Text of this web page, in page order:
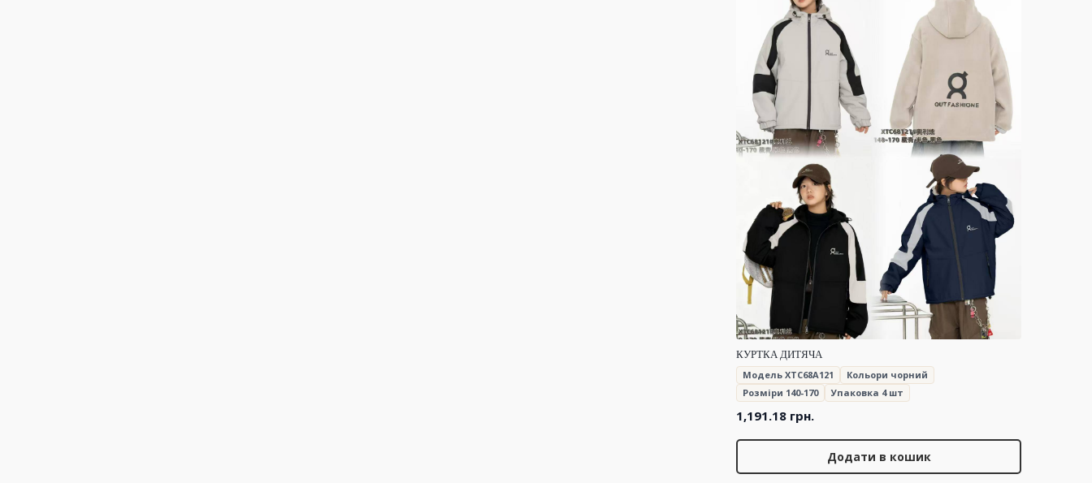
КУРТКА ДИТЯЧА
Модель XTC68A121
Кольори чорний
Розміри 140-170
Упаковка 4 шт
1,191.18 грн.
Додати в кошик